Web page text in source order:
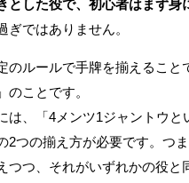
とした役で、初心者はまず身
ぎではありません。
のルールで手牌を揃えること
」のことです。
は、「4メンツ1ジャントウと
2つの揃え方が必要です。つ
つつ、それがいずれかの役と